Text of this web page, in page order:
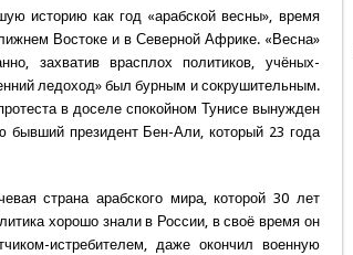
историю как год «арабской весны», время
Востоке и в Северной Африке. «Весна»
захватив врасплох политиков, учёных-
ледоход» был бурным и сокрушительным.
в доселе спокойном Тунисе вынужден
бывший президент Бен-Али, который 23 года
страна арабского мира, которой 30 лет
хорошо знали в России, в своё время он
истребителем, даже окончил военную